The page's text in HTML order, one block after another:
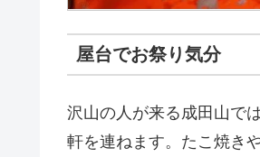
屋台でお祭り気分
沢山の人が来る成田山で
軒を連ねます。たこ焼き